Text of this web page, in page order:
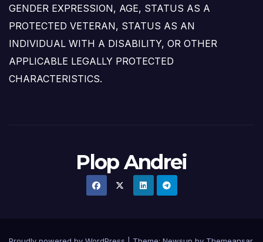
GENDER EXPRESSION, AGE, STATUS AS A
PROTECTED VETERAN, STATUS AS AN
INDIVIDUAL WITH A DISABILITY, OR OTHER
APPLICABLE LEGALLY PROTECTED
CHARACTERISTICS.
Plop Andrei